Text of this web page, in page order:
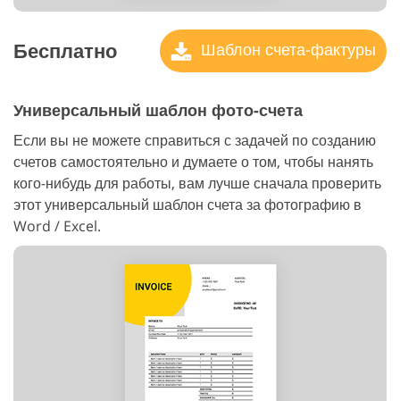
Бесплатно Шаблон счета-фактуры
Универсальный шаблон фото-счета
Если вы не можете справиться с задачей по созданию
счетов самостоятельно и думаете о том, чтобы нанять
кого-нибудь для работы, вам лучше сначала проверить
этот универсальный шаблон счета за фотографию в
Word / Excel.